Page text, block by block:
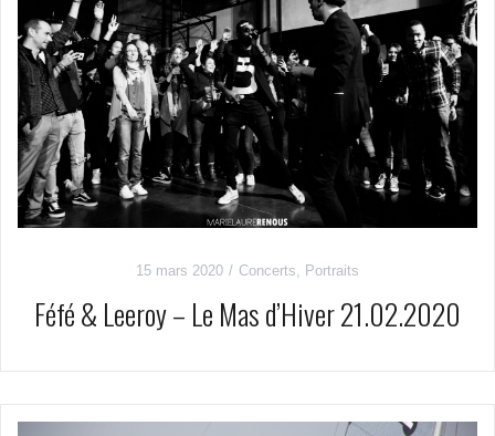
15 mars 2020 Concerts, Portraits
Féfé & Leeroy – Le Mas d’Hiver 21.02.2020